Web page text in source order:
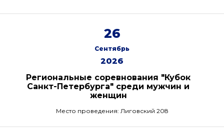
26
Сентябрь
2026
Региональные соревнования "Кубок
Санкт-Петербурга" среди мужчин и
женщин
Место проведения: Лиговский 208